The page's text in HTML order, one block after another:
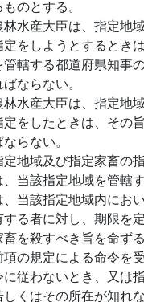
のとする。
林水産大臣は、指定地
定をしようとするとき
管轄する都道府県知事
ならない。
林水産大臣は、指定地
定をしたときは、その
らない。
定地域及び指定家畜の
、当該指定地域を管轄
、当該指定地域内にお
する者に対し、期限を
畜を殺すべき旨を命ず
項の規定による命令を
に従わないとき、又は
しくはその所在が知れ